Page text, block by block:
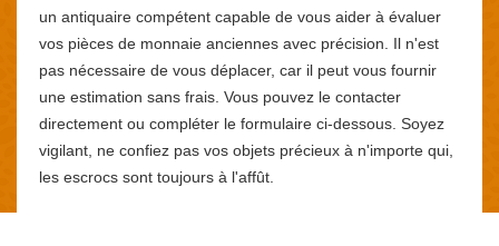
un antiquaire compétent capable de vous aider à évaluer
vos pièces de monnaie anciennes avec précision. Il n'est
pas nécessaire de vous déplacer, car il peut vous fournir
une estimation sans frais. Vous pouvez le contacter
directement ou compléter le formulaire ci-dessous. Soyez
vigilant, ne confiez pas vos objets précieux à n'importe qui,
les escrocs sont toujours à l'affût.